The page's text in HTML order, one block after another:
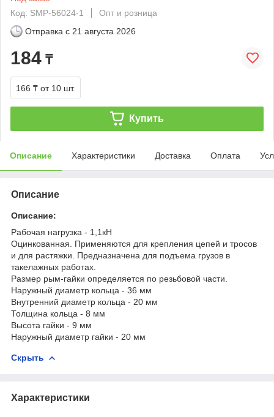
Код: SMP-56024-1
Опт и розница
Отправка с 21 августа 2026
184 ₸
166 ₸ от 10 шт.
Купить
Описание Характеристики Доставка Оплата
Описание
Описание:
Рабочая нагрузка - 1,1кН
Оцинкованная. Применяются для крепления цепей и тросов
и для растяжки. Предназначена для подъема грузов в
такелажных работах.
Размер рым-гайки определяется по резьбовой части.
Наружный диаметр кольца - 36 мм
Внутренний диаметр кольца - 20 мм
Толщина кольца - 8 мм
Высота гайки - 9 мм
Наружный диаметр гайки - 20 мм
Скрыть
Характеристики